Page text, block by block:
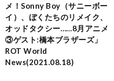
メ！Sonny Boy（サニーボー
イ）、ぼくたちのリメイク、
オッドタクシー……8月アニメ
③ゲスト:橋本ブラザーズ」
ROT World
News(2021.08.18)